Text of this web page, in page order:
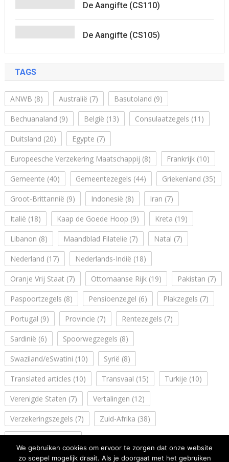
De Aangifte (CS110)
De Aangifte (CS105)
TAGS
ANWB (8) Australië (7) Basutoland (9)
Bechuanaland (9) België (13) Consulaatzegels (11)
Duitsland (20) Egypte (7)
Europeesche Verzekering Maatschappij (8) Frankrijk(10)
Gemeente (40) Gemeentezegels (44) Griekenland (35)
Groot-Brittannië (9) Indonesië (8) Iran (7)
Italië (18) Kaap de Goede Hoop (9) Kreta (19)
Libanon (8) Maandblad Filatelie (7) Natal (7)
Nederland (17) Nederlands-Indië (18)
Oranje Vrij Staat (7) Ottomaanse Rijk(19) Pakistan (7)
Paspoortzegels (8) Pensioenzegel (6) Plakzegels (7)
Portugal (9) Provincie (7) Rentezegels (7)
Sardinië (6) Spoorwegzegels (8)
Swaziland/eSwatini (10) Syrië (8)
Translated articles (10) Transvaal (15) Turkije (10)
Verenigde Staten (7) Vertalingen (12)
Verzekeringszegels (7) Zuid-Afrika (38)
We gebruiken cookies om ervoor te zorgen dat onze website
zo soepel mogelijk draait. Als je doorgaat met het gebruiken